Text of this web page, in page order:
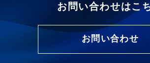
お問い合わせはこ
お問い合わせ